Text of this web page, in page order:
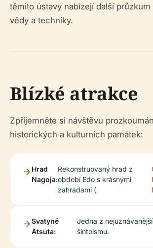
těmito ústavy nabízejí další
vědy a techniky.
Blízké atrakce
Zpříjemněte si návštěvu
historických a kulturních památek:
Hrad
Nagoja:
Rekonstruovaný hrad z
období Edo s krásnými
zahradami (
Svatyně
Atsuta:
Jedna z
šintoismu.